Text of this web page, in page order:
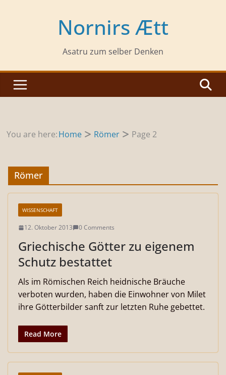
Nornirs Ætt
Asatru zum selber Denken
You are here:Home Römer Page 2
Römer
WISSENSCHAFT
12. Oktober 2013 0 Comments
Griechische Götter zu eigenem
Schutz bestattet
Als im Römischen Reich heidnische Bräuche
verboten wurden, haben die Einwohner von Milet
ihre Götterbilder sanft zur letzten Ruhe gebettet.
Read More